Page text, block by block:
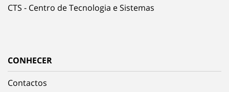
CTS - Centro de Tecnologia e Sistemas
CONHECER
Contactos